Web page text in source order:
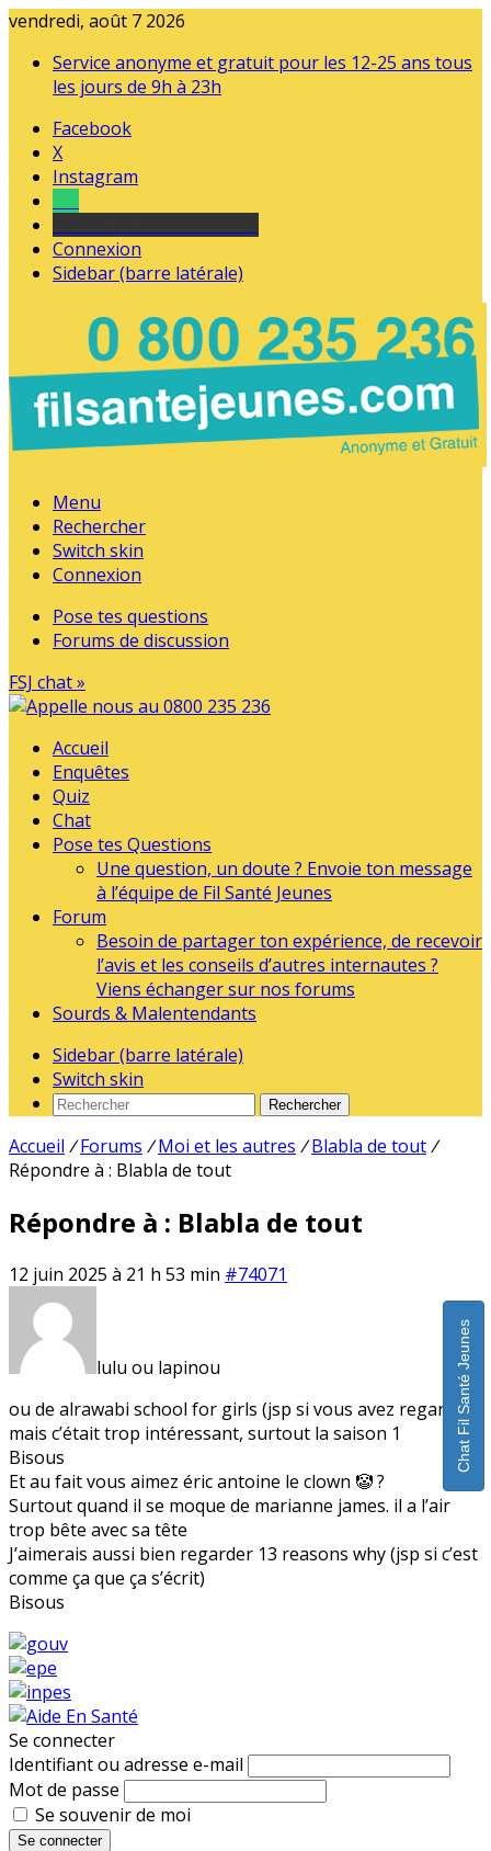
vendredi, août 7 2026
Service anonyme et gratuit pour les 12-25 ans tous
les jours de 9h à 23h
Facebook
X
Instagram
Connexion
Sidebar (barre latérale)
Menu
Rechercher
Switch skin
Connexion
Pose tes questions
Forums de discussion
FSJ chat »
Accueil
Enquêtes
Quiz
Chat
Pose tes Questions
Une question, un doute ? Envoie ton message
à l’équipe de Fil Santé Jeunes
Forum
Besoin de partager ton expérience, de recevoir
l’avis et les conseils d’autres internautes ?
Viens échanger sur nos forums
Sourds & Malentendants
Sidebar (barre latérale)
Switch skin
Rechercher
Accueil / Forums / Moi et les autres / Blabla de tout/
Répondre à : Blabla de tout
Répondre à : Blabla de tout
12 juin 2025 à 21 h 53 min #74071
lulu ou lapinou
ou de alrawabi school for girls (jsp si vous avez regardé
mais c’était trop intéressant, surtout la saison 1
Bisous
Et au fait vous aimez éric antoine le clown 🤡 ?
Surtout quand il se moque de marianne james. il a l’air
trop bête avec sa tête
J’aimerais aussi bien regarder 13 reasons why (jsp si c’est
comme ça que ça s’écrit)
Bisous
Se connecter
Identifiant ou adresse e-mail
Mot de passe
Se souvenir de moi
Se connecter
Chat Fil Santé Jeunes